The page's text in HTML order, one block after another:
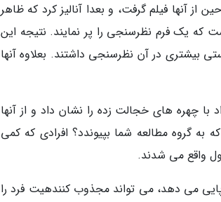
از آنها فیلم گرفت، و بعدا آنالیز کرد که ظاهر
که یک فرم نظرسنجی را پر نمایند. نتیجه این
در آن نظرسنجی داشتند. بعلاوه آنها
با چهره های خجالت زده را نشان داد و از آنها
به گروه مطالعه شما بپیوندد؟ افرادی که کمی
واقع می شدند.
می دهد، می تواند مجذوب کنندهیت فرد را